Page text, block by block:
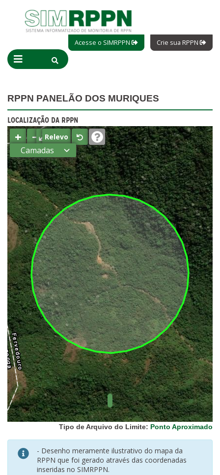
Acesse o SIMRPPN Crie sua RPPN
RPPN PANELÃO DOS MURIQUES
LOCALIZAÇÃO DA RPPN
+ −⤢Relevo
Camadas
Estados
Municípios
Terras
indígenas
(FUNAI)
UC Federal
UC Estaduais
UC
Municipais
Hidrografia
1:1.000.000
(ANA)
Biomas
(IBGE)
Vegetação
(IBGE)
Rodovias
(IBGE)
Relevo
(IBGE)
Tipo de Arquivo do Limite: Ponto Aproximado
- Desenho meramente ilustrativo do mapa da
RPPN que foi gerado através das coordenadas
inseridas no SIMRPPN.